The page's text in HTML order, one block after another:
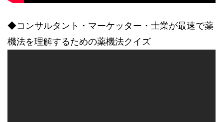
◆コンサルタント・マーケッター・士業が最速で薬
機法を理解するための薬機法クイズ